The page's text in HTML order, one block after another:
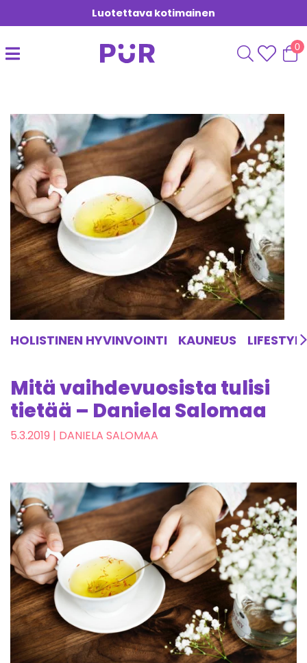
Luotettava kotimainen
0
HOLISTINEN HYVINVOINTI KAUNEUS LIFESTYLE
Mitä vaihdevuosista tulisi
tietää – Daniela Salomaa
5.3.2019 | DANIELA SALOMAA